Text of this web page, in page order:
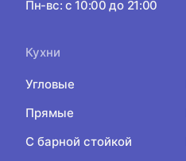
Пн-вс: с 10:00 до 21:00
Кухни
Угловые
Прямые
С барной стойкой